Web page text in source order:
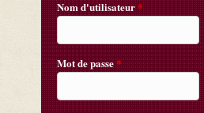
Nom d'utilisateur*
Mot de passe*